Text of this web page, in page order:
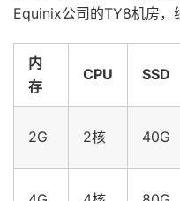
Equinix公司的TY8机房，
内
存
CPU SSD
2G 2核 40G